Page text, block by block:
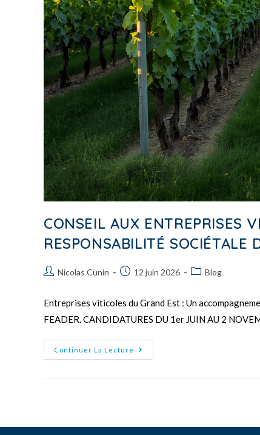
CONSEIL AUX ENTREPRISES
RESPONSABILITÉ SOCIÉTALE
Nicolas Cunin 12 juin 2026 Blog
Entreprises viticoles du Grand Est : Un
FEADER. CANDIDATURES DU 1er JUIN AU 2
Continuer La Lecture